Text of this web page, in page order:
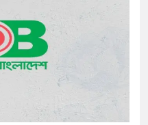
মাদক কারবারি গ্রেফতার
২৮ লাখ টাকার জাল নোটসহ
থানা পুলিশ
যেকোনো সময় বেনজীরের